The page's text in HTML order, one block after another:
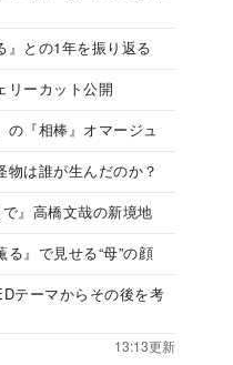
』との1年を振り返る
リーカット公開
の『相棒』オマージュ
物は誰が生んだのか？
で』高橋文哉の新境地
』で見せる“母”の顔
テーマからその後を考
13:13更新